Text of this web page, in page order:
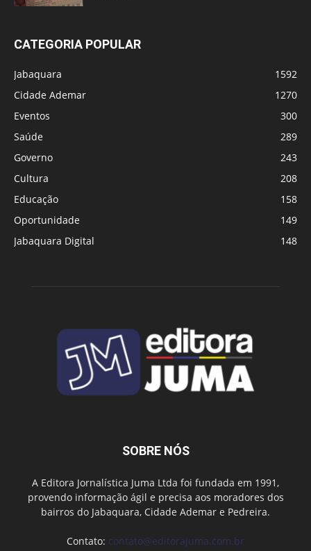
CATEGORIA POPULAR
Jabaquara
1592
Cidade Ademar
1270
Eventos
300
Saúde
289
Governo
243
Cultura
208
Educação
158
Oportunidade
149
Jabaquara Digital
148
SOBRE NÓS
A Editora Jornalística Juma Ltda foi fundada em 1991,
provendo informação ágil e precisa aos moradores dos
bairros do Jabaquara, Cidade Ademar e Pedreira.
Contato: contato@editorajuma.com.br